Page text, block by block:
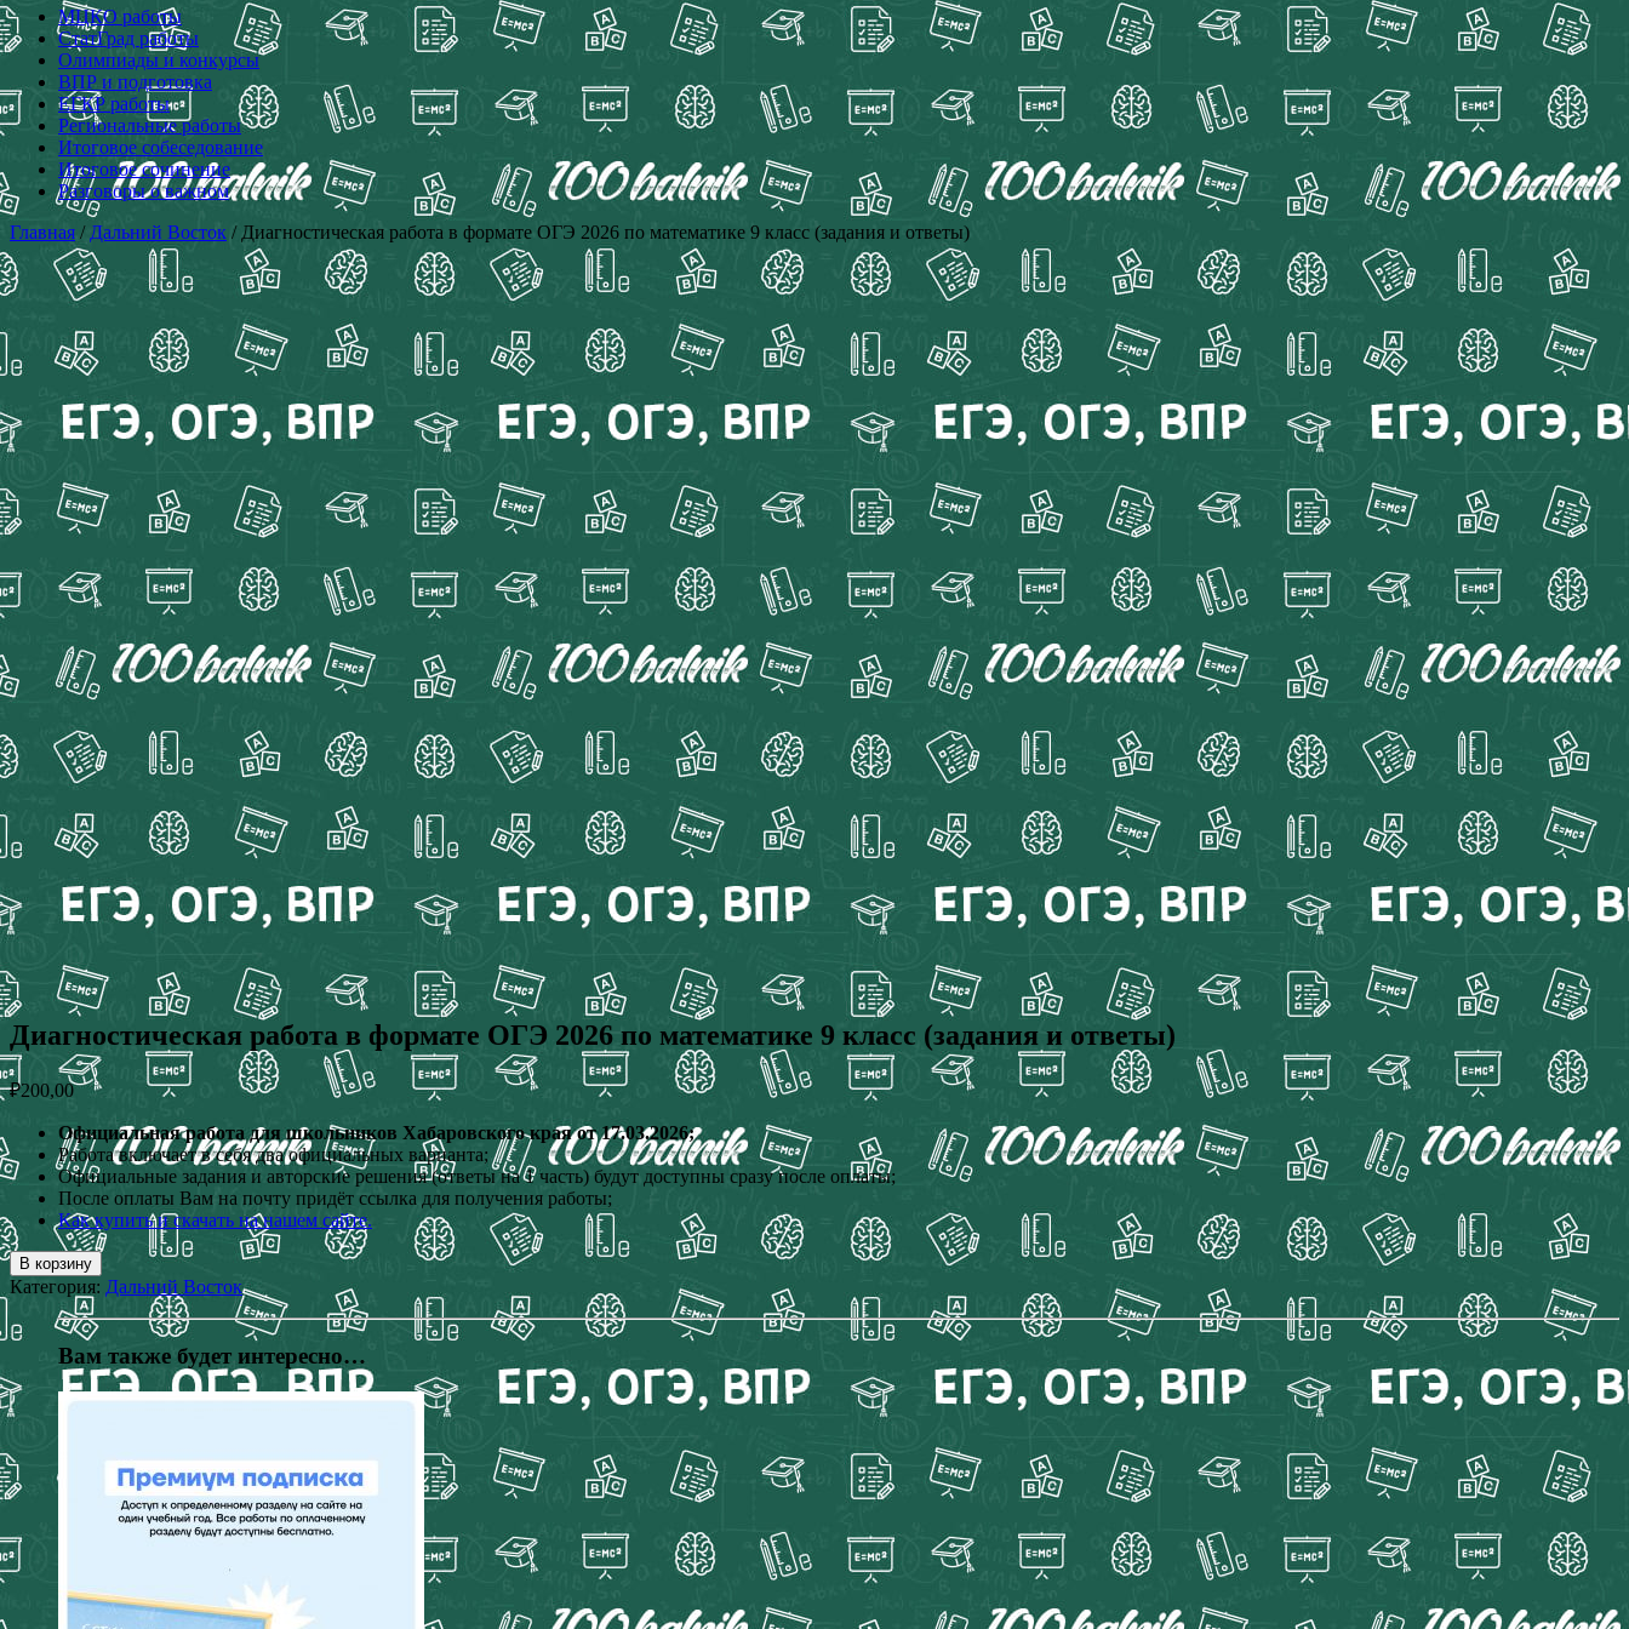
МЦКО работы
СтатГрад работы
Олимпиады и конкурсы
ВПР и подготовка
ЕГКР работы
Региональные работы
Итоговое собеседование
Итоговое сочинение
Разговоры о важном
Главная / Дальний Восток / Диагностическая работа в формате ОГЭ 2026 по математике 9 класс (задания и ответы)
Диагностическая работа в формате ОГЭ 2026 по математике 9 класс (задания и ответы)
₽200,00
Официальная работа для школьников Хабаровского края от 17.03.2026;
Работа включает в себя два официальных варианта;
Официальные задания и авторские решения (ответы на 1 часть) будут доступны сразу после оплаты;
После оплаты Вам на почту придёт ссылка для получения работы;
Как купить и скачать на нашем сайте.
В корзину
Категория: Дальний Восток
Вам также будет интересно…